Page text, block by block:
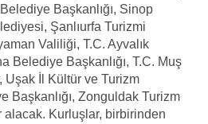
Başkanlığı, Sinop
Şanlıurfa Turizmi
Valiliği, T.C. Ayvalık
Belediye Başkanlığı, T.C. Muş
Uşak İl Kültür ve Turizm
Başkanlığı, Zonguldak Turizm
alacak. Kurluşlar, birbirinden